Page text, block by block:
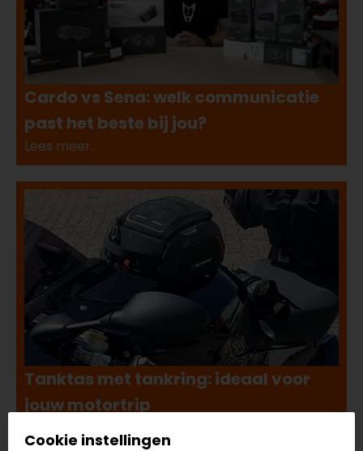
Cardo vs Sena: welk communicatie
past het beste bij jou?
Lees meer...
Tanktas met tankring: ideaal voor
jouw motortrip
Cookie instellingen